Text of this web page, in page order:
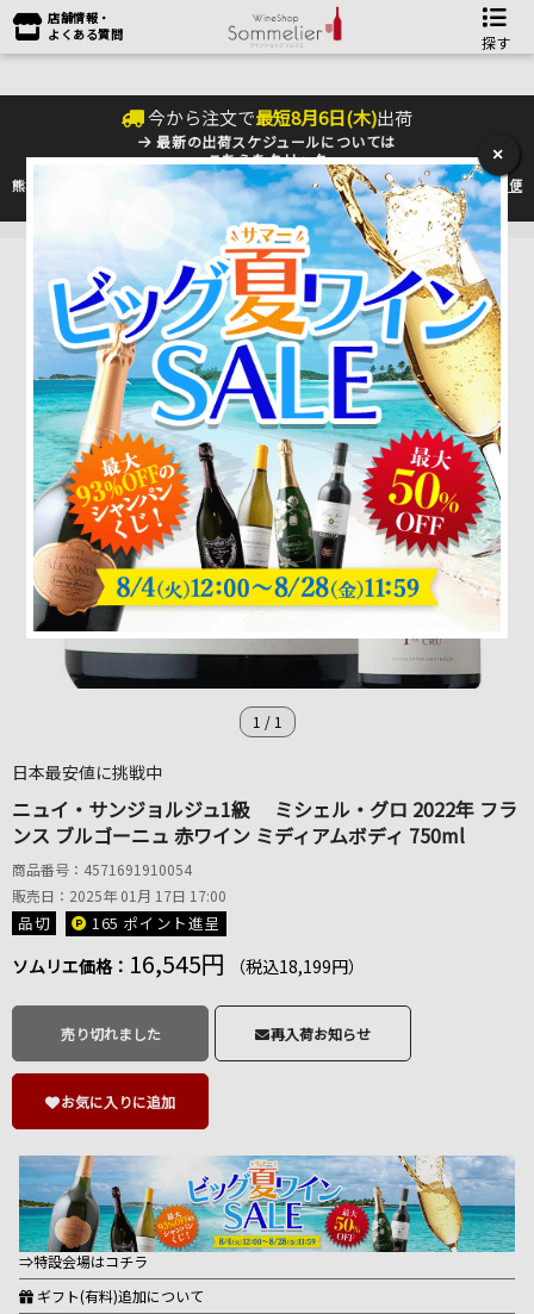
店舗情報・
よくある質問
探す
今から注文で最短8月6日(木)出荷
最新の出荷スケジュールについては
こちらをクリック
熊本地震の影響により九州への配送に遅れが生じております。最新情報は佐川急便
のHP
をご確認下さい。
1 / 1
日本最安値に挑戦中
ニュイ・サンジョルジュ1級 ミシェル・グロ 2022年 フラ
ンス ブルゴーニュ 赤ワイン ミディアムボディ 750ml
商品番号：4571691910054
販売日：2025年 01月 17日 17:00
品切 165 ポイント進呈
ソムリエ価格： 16,545円 （税込18,199円）
売り切れました 再入荷お知らせ
お気に入りに追加
⇒特設会場はコチラ
ギフト(有料)追加について
×